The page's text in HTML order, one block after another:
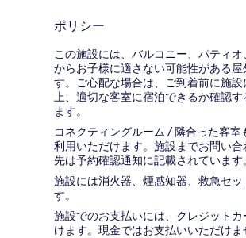
ポリシー
この施設には、バルコニー、パティ
からお子様に適さない可能性がある屋
す。ご心配な場合は、ご到着前に施
上、適切な客室に宿泊できるか確認
ます。
コネクティングルーム / 隣合った客
利用いただけます。施設までお問い
先は予約確認通知に記載されています。
施設には消火器、煙感知器、救急セッ
す。
施設でのお支払いには、クレジット
けます。現金ではお支払いいただけま